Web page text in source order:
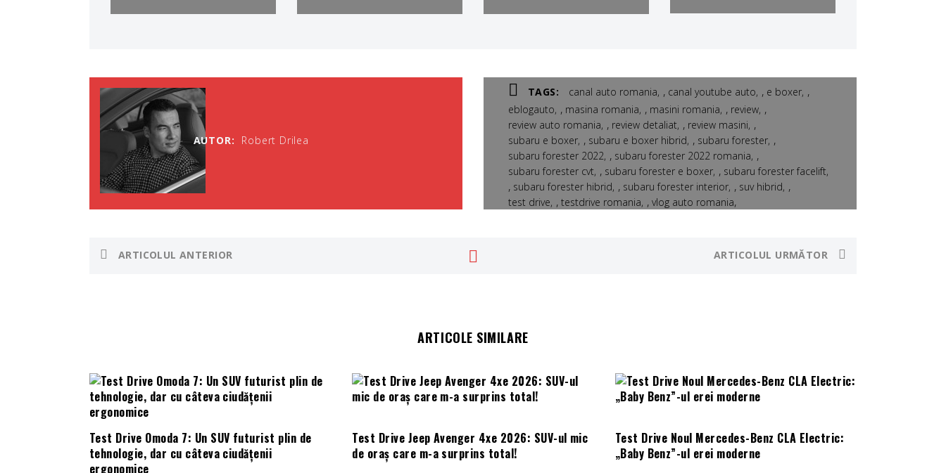
AUTOR: Robert Drilea
TAGS: canal auto romania , canal youtube auto , e boxer ,
eblogauto , masina romania , masini romania , review ,
review auto romania , review detaliat , review masini ,
subaru e boxer , subaru e boxer hibrid , subaru forester ,
subaru forester 2022 , subaru forester 2022 romania ,
subaru forester cvt , subaru forester e boxer , subaru forester facelift
, subaru forester hibrid , subaru forester interior , suv hibrid ,
test drive , testdrive romania , vlog auto romania,
ARTICOLUL ANTERIOR ARTICOLUL URMĂTOR
ARTICOLE SIMILARE
Test Drive Omoda 7: Un SUV futurist plin de
tehnologie, dar cu câteva ciudățenii
ergonomice
Test Drive Jeep Avenger 4xe 2026: SUV-ul mic
de oraș care m-a surprins total!
Test Drive Noul Mercedes-Benz CLA Electric:
„Baby Benz”-ul erei moderne